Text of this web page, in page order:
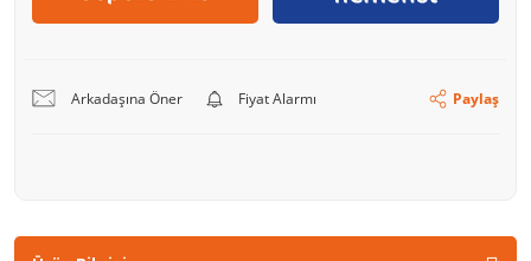
Arkadaşına Öner Fiyat Alarmı Paylaş